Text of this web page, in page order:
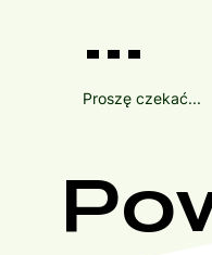
...
Proszę czekać...